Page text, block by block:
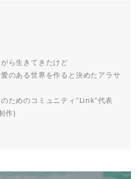
ら生きてきたけど
のある世界を作ると決めたアラサ
のためのコミュニティ"Link"代表
作)